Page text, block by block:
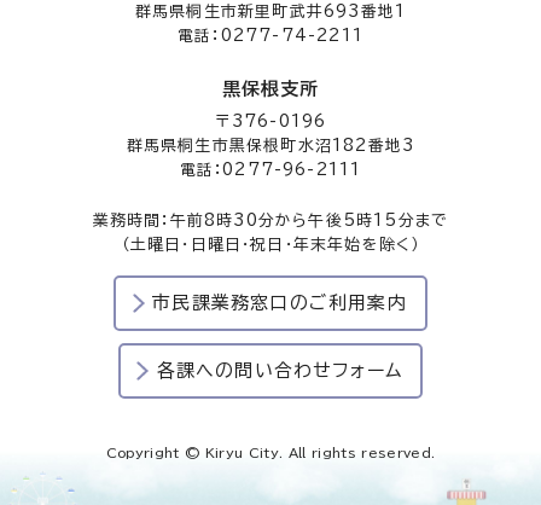
群馬県桐生市新里町武井693番地1
電話：0277-74-2211
黒保根支所
〒376-0196
群馬県桐生市黒保根町水沼182番地3
電話：0277-96-2111
業務時間：午前8時30分から午後5時15分まで
（土曜日・日曜日・祝日・年末年始を除く）
市民課業務窓口のご利用案内
各課への問い合わせフォーム
Copyright © Kiryu City. All rights reserved.